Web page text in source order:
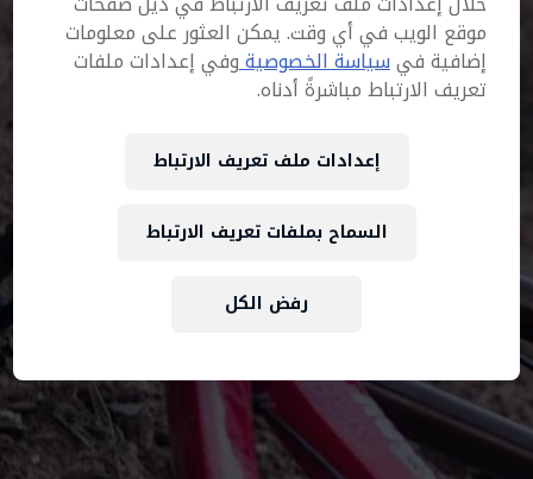
موقع الويب في أي وقت. يمكن العثور على معلومات
إضافية فيسياسة الخصوصيةوفي إعدادات ملفات
تعريف الارتباط مباشرةً أدناه.
إعدادات ملف تعريف الارتباط
رفض الكل
السماح بملفات تعريف الارتباط